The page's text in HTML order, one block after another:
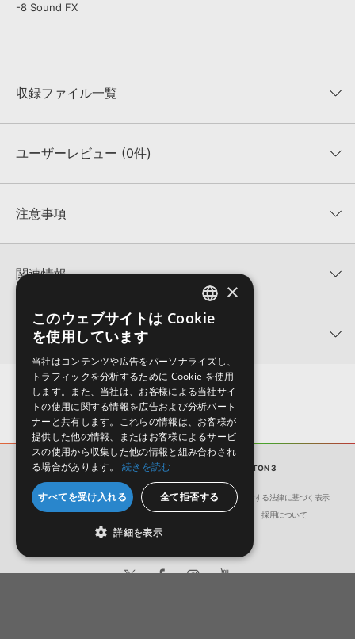
-8 Sound FX
収録ファイル一覧
収録ファイル一覧
ユーザーレビュー (0件)
★★★★★
★5
★2
★1
0%
レビューをもっと見る »
注意事項
KONTAKTフォーマットは、
でお使いいただけます。無償版のKONTAKT PLAYERではお使いい
ただけませんので、ご注意ください。また、「ライブラリ・タブ」
への表示にも対応しておりません。
4GBを超えるデータに関するご注意：
FAT32でフォーマットされた
HDDには、1ファイル4GBを超えるデータを格納することができま
せん。データ容量が4GBを超えるダウンロード製品をご購入いただ
きます際には、NTFSやHFS＋でフォーマットされたHDDをご用意
いただく必要がございます。
製品の購入手続き完了後、受注確認メールとシリアルナンバーをお
知らせするメールの2通が送信されます。メールに記載されており
ます説明に沿って、製品のダウンロード／導入を行って下さい。
サンプルパック製品には、原則として日本語版操作マニュアルをご
用意しておりません。ご購入後のご不明点や詳細に関するお問い合
わせなどはテクニカルサポートまでご連絡ください。
デモソングは、製品収録サウンドを使ってできることを紹介するた
めのデモンストレーション用の楽曲です。原則として、デモソング
そのものをお使いいただくことはできません。また、デモソングを
関連情報
【Producer Loops】約4,000タイトルのサンプルパックが最大
50%OFF！サマーセール！
TODO ES REGGAETON 3のサポート情報
関連サポート情報
2022.06.06
MIDI形式サンプルパックの追加方法
マークのついた情報は、該当する製品のご購入ユーザー様専用となって
おります。ご覧頂くには、該当する製品をご購入頂く必要がございます。
TODO ES REGGAETON 3のサポート情報
サンプルパック TODO ES REGGAETON 3
会社概要 環境保護（CSR）への取り組み
特定商取引に関する法律に基づく表示
サイト動作環境
利用規約 個人情報の保護について 採用について
ENGLISH
×
このウェブサイトは Cookie
を使用しています
当社はコンテンツや広告をパーソナライズし、
トラフィックを分析するために Cookie を使用
します。また、当社は、お客様による当社サイ
トの使用に関する情報を広告および分析パート
ナーと共有します。これらの情報は、お客様が
提供した他の情報、またはお客様によるサービ
スの使用から収集した他の情報と組み合わされ
る場合があります。
続きを読む
すべてを受け入れる 全て拒否する
詳細を表示